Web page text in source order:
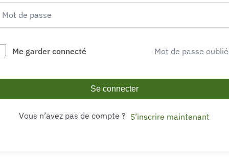
Me garder connecté Mot de passe
Se connecter
Vous n’avez pas de compte ? S’inscrire maintenant